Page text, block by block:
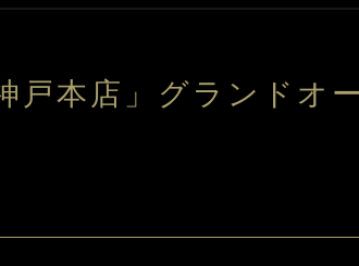
戸本店」グランドオ